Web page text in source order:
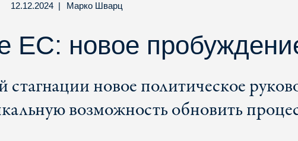
12.12.2024 | Марко Шварц
ЕС: новое
стагнации новое политическое
возможность обновить